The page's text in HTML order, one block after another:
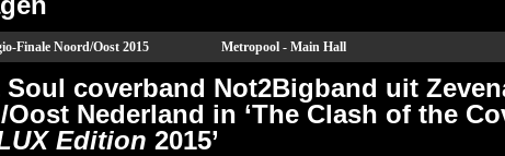
Finale Noord/Oost 2015 Metropool - Main Hall
Soul coverband Not2Bigband uit
Oost Nederland in ‘The Clash of the
Edition 2015’